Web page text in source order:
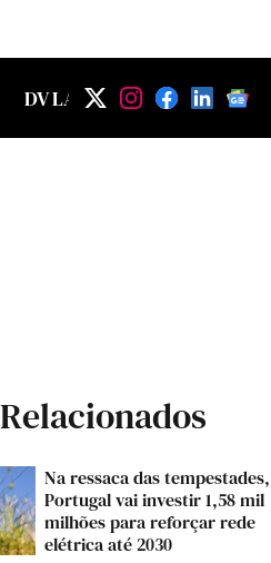
DV LAB
Na ressaca das tempestades,
Portugal vai investir 1,58 mil
milhões para reforçar rede
elétrica até 2030